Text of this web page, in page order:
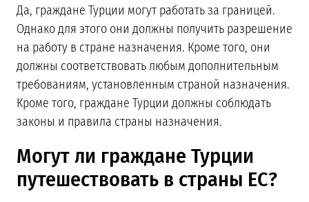
Да, граждане Турции могут работать за границей.
Однако для этого они должны получить разрешение
на работу в стране назначения. Кроме того, они
должны соответствовать любым дополнительным
требованиям, установленным страной назначения.
Кроме того, граждане Турции должны соблюдать
законы и правила страны назначения.
Могут ли граждане Турции
путешествовать в страны ЕС?